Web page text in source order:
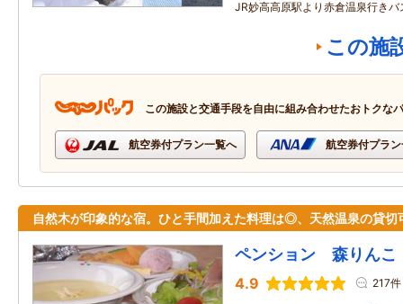
JR妙高高原駅より赤倉温泉行きバ
この施
この施設と交通手段を自由に組み合わせたおトクな
航空券付プラン一覧へ 航空券付プラ
自然木が印象的な宿。ひと手間加えた料理は◎、天然温泉の貸切
ペンション 森りんこ
4.9 217件